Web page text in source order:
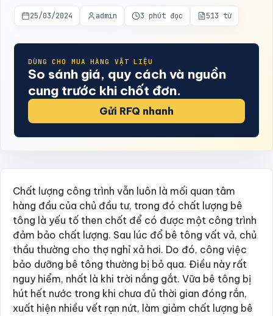
25/03/2024 admin 3 phút đọc 513 từ
DÙNG CHO MUA HÀNG VẬT LIỆU
So sánh giá, quy cách và nguồn
cung trước khi chốt đơn.
Gửi RFQ nhanh
Chất lượng công trình vẫn luôn là mối quan tâm
hàng đầu của chủ đầu tư, trong đó chất lượng bê
tông là yếu tố then chốt để có được một công trình
đảm bảo chất lượng. Sau lúc đổ bê tông vất vả, chủ
thầu thường cho thợ nghỉ xả hơi. Do đó, công việc
bảo dưỡng bê tông thường bị bỏ qua. Điều này rất
nguy hiểm, nhất là khi trời nắng gắt. Vữa bê tông bị
hút hết nước trong khi chưa đủ thời gian đóng rắn,
xuất hiện nhiều vết rạn nứt, làm giảm chất lượng bê